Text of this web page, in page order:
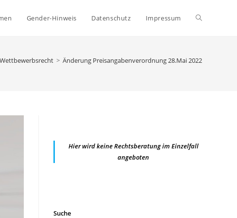
Gender-Hinweis Datenschutz Impressum Website-
Wettbewerbsrecht > Änderung Preisangabenverordnung 28.Mai 2022
Hier wird keine Rechtsberatung im Einzelfall
angeboten
Suche